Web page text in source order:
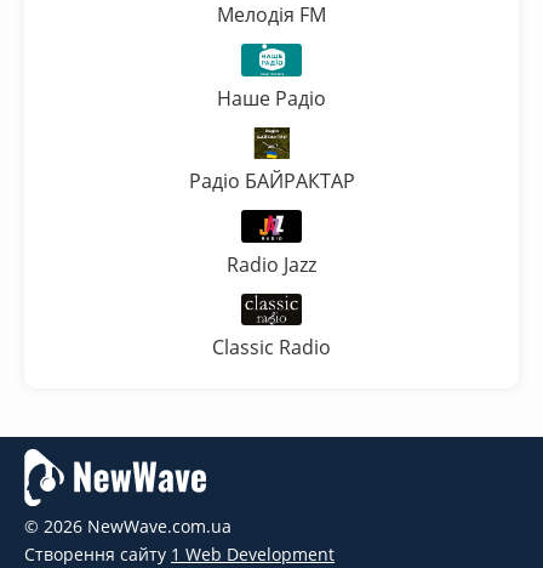
Мелодія FM
Наше Радіо
Радіо БАЙРАКТАР
Radio Jazz
Classic Radio
© 2026 NewWave.com.ua
Створення сайту 1 Web Development